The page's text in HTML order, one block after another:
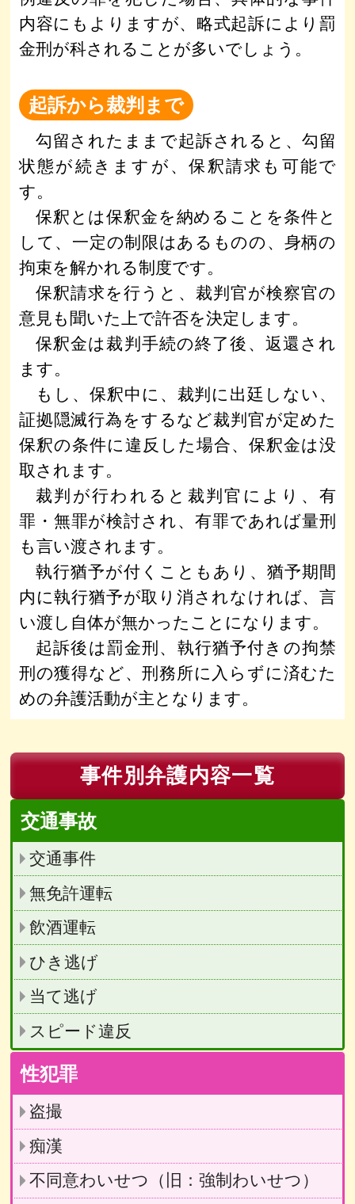
内容にもよりますが、略式起訴により罰
金刑が科されることが多いでしょう。
起訴から裁判まで
勾留されたままで起訴されると、勾留
状態が続きますが、保釈請求も可能で
す。
保釈とは保釈金を納めることを条件と
して、一定の制限はあるものの、身柄の
拘束を解かれる制度です。
保釈請求を行うと、裁判官が検察官の
意見も聞いた上で許否を決定します。
保釈金は裁判手続の終了後、返還され
ます。
もし、保釈中に、裁判に出廷しない、
証拠隠滅行為をするなど裁判官が定めた
保釈の条件に違反した場合、保釈金は没
取されます。
裁判が行われると裁判官により、有
罪・無罪が検討され、有罪であれば量刑
も言い渡されます。
執行猶予が付くこともあり、猶予期間
内に執行猶予が取り消されなければ、言
い渡し自体が無かったことになります。
起訴後は罰金刑、執行猶予付きの拘禁
刑の獲得など、刑務所に入らずに済むた
めの弁護活動が主となります。
事件別弁護内容一覧
交通事故
交通事件
無免許運転
飲酒運転
ひき逃げ
当て逃げ
スピード違反
性犯罪
盗撮
痴漢
不同意わいせつ（旧：強制わいせつ）